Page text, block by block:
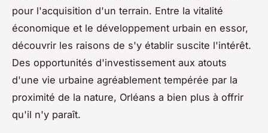
pour l'acquisition d'un terrain. Entre la vitalité
économique et le développement urbain en essor,
découvrir les raisons de s'y établir suscite l'intérêt.
Des opportunités d'investissement aux atouts
d'une vie urbaine agréablement tempérée par la
proximité de la nature, Orléans a bien plus à offrir
qu'il n'y paraît.